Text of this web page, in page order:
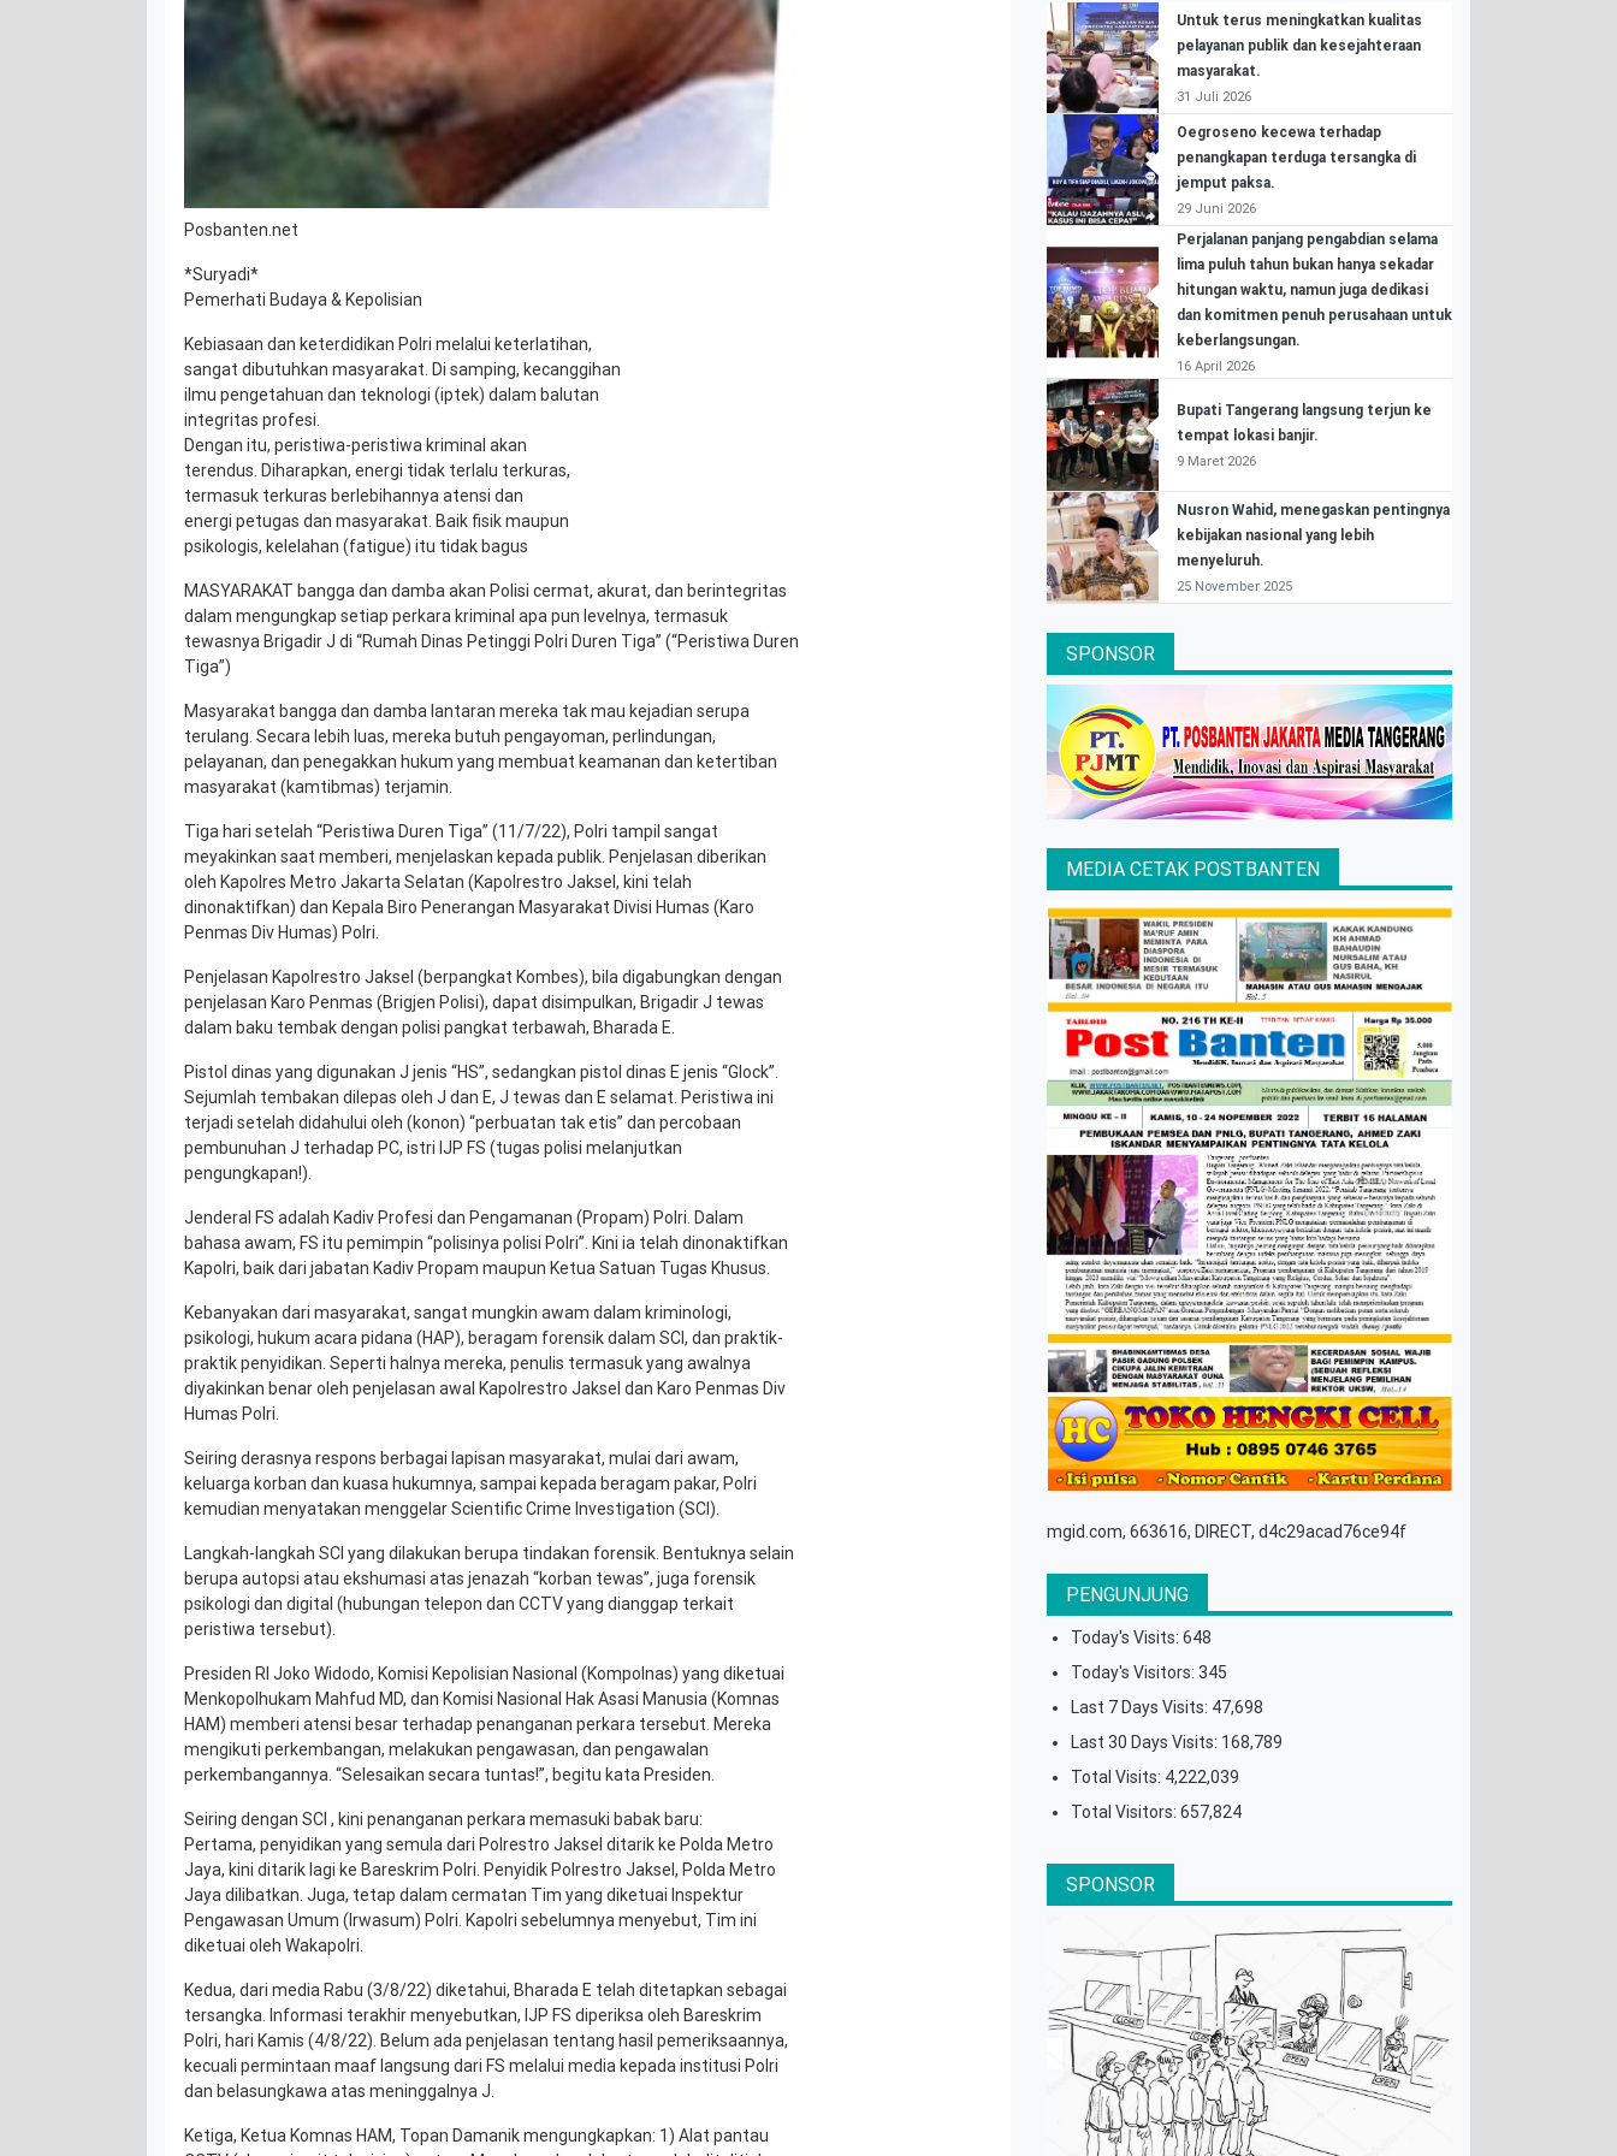
Posbanten.net
*Suryadi*
Pemerhati Budaya & Kepolisian
Kebiasaan dan keterdidikan Polri melalui keterlatihan,
sangat dibutuhkan masyarakat. Di samping, kecanggihan
ilmu pengetahuan dan teknologi (iptek) dalam balutan
integritas profesi.
Dengan itu, peristiwa-peristiwa kriminal akan
terendus. Diharapkan, energi tidak terlalu terkuras,
termasuk terkuras berlebihannya atensi dan
energi petugas dan masyarakat. Baik fisik maupun
psikologis, kelelahan (fatigue) itu tidak bagus
MASYARAKAT bangga dan damba akan Polisi cermat, akurat, dan berintegritas
dalam mengungkap setiap perkara kriminal apa pun levelnya, termasuk
tewasnya Brigadir J di “Rumah Dinas Petinggi Polri Duren Tiga” (“Peristiwa Duren
Tiga”)
Masyarakat bangga dan damba lantaran mereka tak mau kejadian serupa
terulang. Secara lebih luas, mereka butuh pengayoman, perlindungan,
pelayanan, dan penegakkan hukum yang membuat keamanan dan ketertiban
masyarakat (kamtibmas) terjamin.
Tiga hari setelah “Peristiwa Duren Tiga” (11/7/22), Polri tampil sangat
meyakinkan saat memberi, menjelaskan kepada publik. Penjelasan diberikan
oleh Kapolres Metro Jakarta Selatan (Kapolrestro Jaksel, kini telah
dinonaktifkan) dan Kepala Biro Penerangan Masyarakat Divisi Humas (Karo
Penmas Div Humas) Polri.
Penjelasan Kapolrestro Jaksel (berpangkat Kombes), bila digabungkan dengan
penjelasan Karo Penmas (Brigjen Polisi), dapat disimpulkan, Brigadir J tewas
dalam baku tembak dengan polisi pangkat terbawah, Bharada E.
Pistol dinas yang digunakan J jenis “HS”, sedangkan pistol dinas E jenis “Glock”.
Sejumlah tembakan dilepas oleh J dan E, J tewas dan E selamat. Peristiwa ini
terjadi setelah didahului oleh (konon) “perbuatan tak etis” dan percobaan
pembunuhan J terhadap PC, istri IJP FS (tugas polisi melanjutkan
pengungkapan!).
Jenderal FS adalah Kadiv Profesi dan Pengamanan (Propam) Polri. Dalam
bahasa awam, FS itu pemimpin “polisinya polisi Polri”. Kini ia telah dinonaktifkan
Kapolri, baik dari jabatan Kadiv Propam maupun Ketua Satuan Tugas Khusus.
Kebanyakan dari masyarakat, sangat mungkin awam dalam kriminologi,
psikologi, hukum acara pidana (HAP), beragam forensik dalam SCI, dan praktik-
praktik penyidikan. Seperti halnya mereka, penulis termasuk yang awalnya
diyakinkan benar oleh penjelasan awal Kapolrestro Jaksel dan Karo Penmas Div
Humas Polri.
Seiring derasnya respons berbagai lapisan masyarakat, mulai dari awam,
keluarga korban dan kuasa hukumnya, sampai kepada beragam pakar, Polri
kemudian menyatakan menggelar Scientific Crime Investigation (SCI).
Langkah-langkah SCI yang dilakukan berupa tindakan forensik. Bentuknya selain
berupa autopsi atau ekshumasi atas jenazah “korban tewas”, juga forensik
psikologi dan digital (hubungan telepon dan CCTV yang dianggap terkait
peristiwa tersebut).
Presiden RI Joko Widodo, Komisi Kepolisian Nasional (Kompolnas) yang diketuai
Menkopolhukam Mahfud MD, dan Komisi Nasional Hak Asasi Manusia (Komnas
HAM) memberi atensi besar terhadap penanganan perkara tersebut. Mereka
mengikuti perkembangan, melakukan pengawasan, dan pengawalan
perkembangannya. “Selesaikan secara tuntas!”, begitu kata Presiden.
Seiring dengan SCI , kini penanganan perkara memasuki babak baru:
Pertama, penyidikan yang semula dari Polrestro Jaksel ditarik ke Polda Metro
Jaya, kini ditarik lagi ke Bareskrim Polri. Penyidik Polrestro Jaksel, Polda Metro
Jaya dilibatkan. Juga, tetap dalam cermatan Tim yang diketuai Inspektur
Pengawasan Umum (Irwasum) Polri. Kapolri sebelumnya menyebut, Tim ini
diketuai oleh Wakapolri.
Kedua, dari media Rabu (3/8/22) diketahui, Bharada E telah ditetapkan sebagai
tersangka. Informasi terakhir menyebutkan, IJP FS diperiksa oleh Bareskrim
Polri, hari Kamis (4/8/22). Belum ada penjelasan tentang hasil pemeriksaannya,
kecuali permintaan maaf langsung dari FS melalui media kepada institusi Polri
dan belasungkawa atas meninggalnya J.
Ketiga, Ketua Komnas HAM, Topan Damanik mengungkapkan: 1) Alat pantau
Untuk terus meningkatkan kualitas
pelayanan publik dan kesejahteraan
masyarakat.
31 Juli 2026
Oegroseno kecewa terhadap
penangkapan terduga tersangka di
jemput paksa.
29 Juni 2026
Perjalanan panjang pengabdian selama
lima puluh tahun bukan hanya sekadar
hitungan waktu, namun juga dedikasi
dan komitmen penuh perusahaan untuk
keberlangsungan.
16 April 2026
Bupati Tangerang langsung terjun ke
tempat lokasi banjir.
9 Maret 2026
Nusron Wahid, menegaskan pentingnya
kebijakan nasional yang lebih
menyeluruh.
25 November 2025
SPONSOR
MEDIA CETAK POSTBANTEN
mgid.com, 663616, DIRECT, d4c29acad76ce94f
PENGUNJUNG
Today's Visits:648
Today's Visitors:345
Last 7 Days Visits: 47,698
Last 30 Days Visits: 168,789
Total Visits: 4,222,039
Total Visitors:657,824
SPONSOR